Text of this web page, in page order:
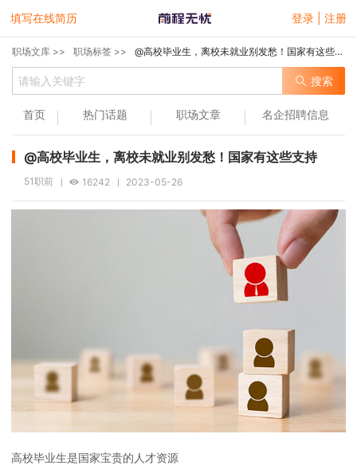
填写在线简历 登录 | 注册
职场文库 >> 职场标签 >> @高校毕业生，离校未就业别发愁！国家有这些支持
搜索
首页 热门话题 职场文章 名企招聘信息
@高校毕业生，离校未就业别发愁！国家有这些支持
51职前 16242 2023-05-26
高校毕业生是国家宝贵的人才资源